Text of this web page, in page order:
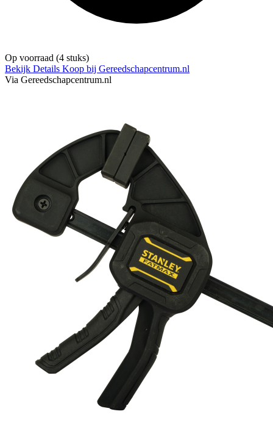
Op voorraad (4 stuks)
Bekijk Details Koop bij Gereedschapcentrum.nl
Via Gereedschapcentrum.nl